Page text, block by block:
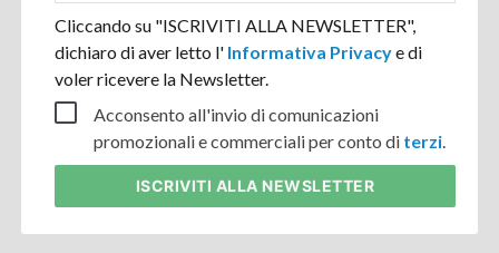
Cliccando su "ISCRIVITI ALLA NEWSLETTER",
dichiaro di aver letto l' Informativa Privacye di
voler ricevere la Newsletter.
Acconsento all'invio di comunicazioni
promozionali e commerciali per conto di terzi.
ISCRIVITI ALLA NEWSLETTER